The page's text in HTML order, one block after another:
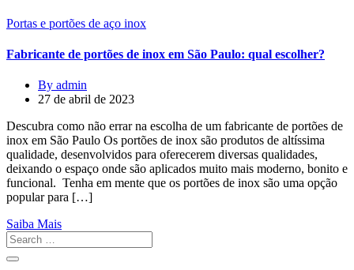
Portas e portões de aço inox
Fabricante de portões de inox em São Paulo: qual escolher?
By admin
27 de abril de 2023
Descubra como não errar na escolha de um fabricante de portões de
inox em São Paulo Os portões de inox são produtos de altíssima
qualidade, desenvolvidos para oferecerem diversas qualidades,
deixando o espaço onde são aplicados muito mais moderno, bonito e
funcional. Tenha em mente que os portões de inox são uma opção
popular para […]
Saiba Mais